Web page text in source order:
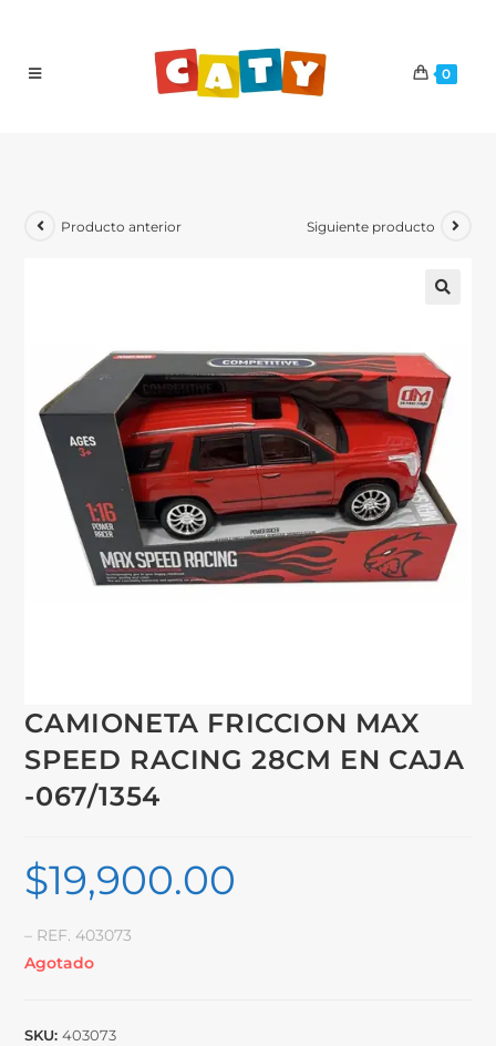
0
Producto anterior Siguiente producto
CAMIONETA FRICCION MAX
SPEED RACING 28CM EN CAJA
-067/1354
$19,900.00
– REF. 403073
Agotado
SKU:403073